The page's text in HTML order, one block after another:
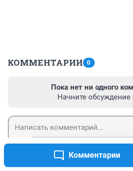
Комментарии
КОММЕНТАРИИ 0
Пока нет ни одного
Начните